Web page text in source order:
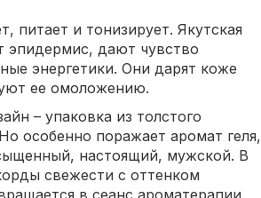
питает и тонизирует. Якутская
эпидермис, дают чувство
энергетики. Они дарят коже
ее омоложению.
– упаковка из толстого
особенно поражает аромат геля,
настоящий, мужской. В
свежести с оттенком
в сеанс ароматерапии.